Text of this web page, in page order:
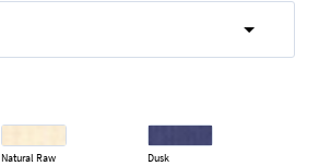
Natural Raw Dusk